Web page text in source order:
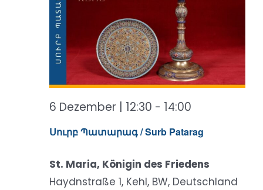
Սուրբ Պատարագ / Surb Patarag
6 Dezember | 12:30 - 14:00
St. Maria, Königin des Friedens
Haydnstraße 1, Kehl, BW, Deutschland